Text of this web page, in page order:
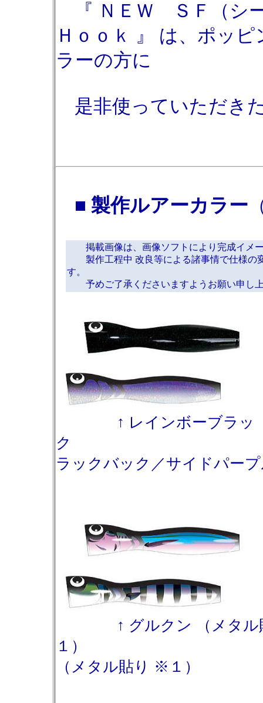
『 ＮＥＷ ＳＦ（シ
Ｈｏｏｋ 』 は、ポッ
ラーの方に
是非使っていただき
■ 製作ルアーカラー
掲載画像は、画像ソフトにより完成イメ
製作工程中 改良等による諸事情で仕様の
す。
予めご了承くださいますようお願い申し
↑ レインボーブラッ
ク
ラックバック／サイドパー
↑ グルクン （メタル
１） ↑
（メタル貼り ※１）